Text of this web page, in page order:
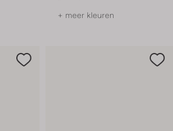
+ meer kleuren